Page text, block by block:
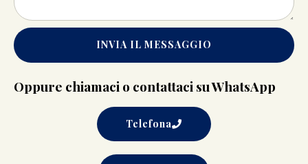
INVIA IL MESSAGGIO
Oppure chiamaci o contattaci su WhatsApp
Telefona